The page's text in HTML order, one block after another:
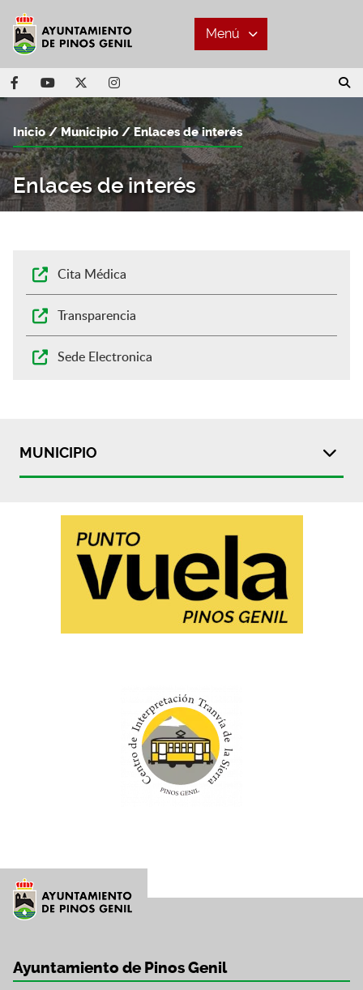
Menú
Enlaces de interés
Inicio Municipio Enlaces de interés
Cita Médica
Transparencia
Sede Electronica
MUNICIPIO
Ayuntamiento de Pinos Genil